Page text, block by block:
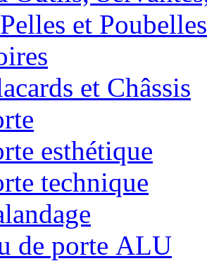
et Poubelles
et Châssis
esthétique
technique
de porte ALU